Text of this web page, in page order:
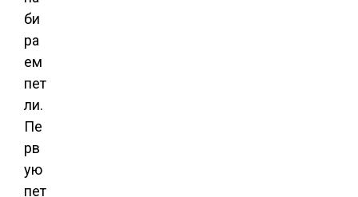
би
ра
ем
пет
ли.
Пе
рв
ую
пет